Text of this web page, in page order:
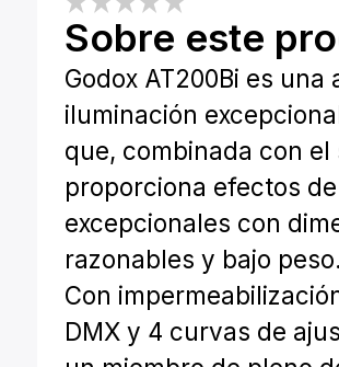
Sobre este
Godox AT200Bi es
iluminación
que, combinada con
proporciona efectos
excepcionales con
razonables y bajo peso.
Con
DMX y 4 curvas de